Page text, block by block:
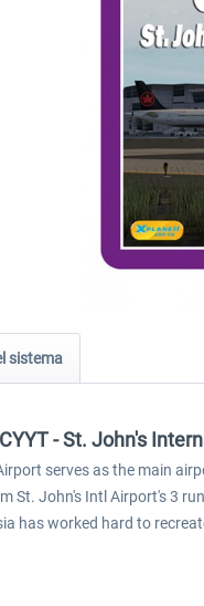
sistema
- St. John's
serves as the main
St. John's Intl Airport's 3
has worked hard to